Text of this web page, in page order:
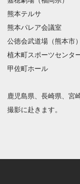
熊本テルサ
熊本パレア会議室
公徳会武道場（熊本市）
植木町スポーツセンタ
甲佐町ホール
鹿児島県、長崎県、宮
撮影に赴きます。